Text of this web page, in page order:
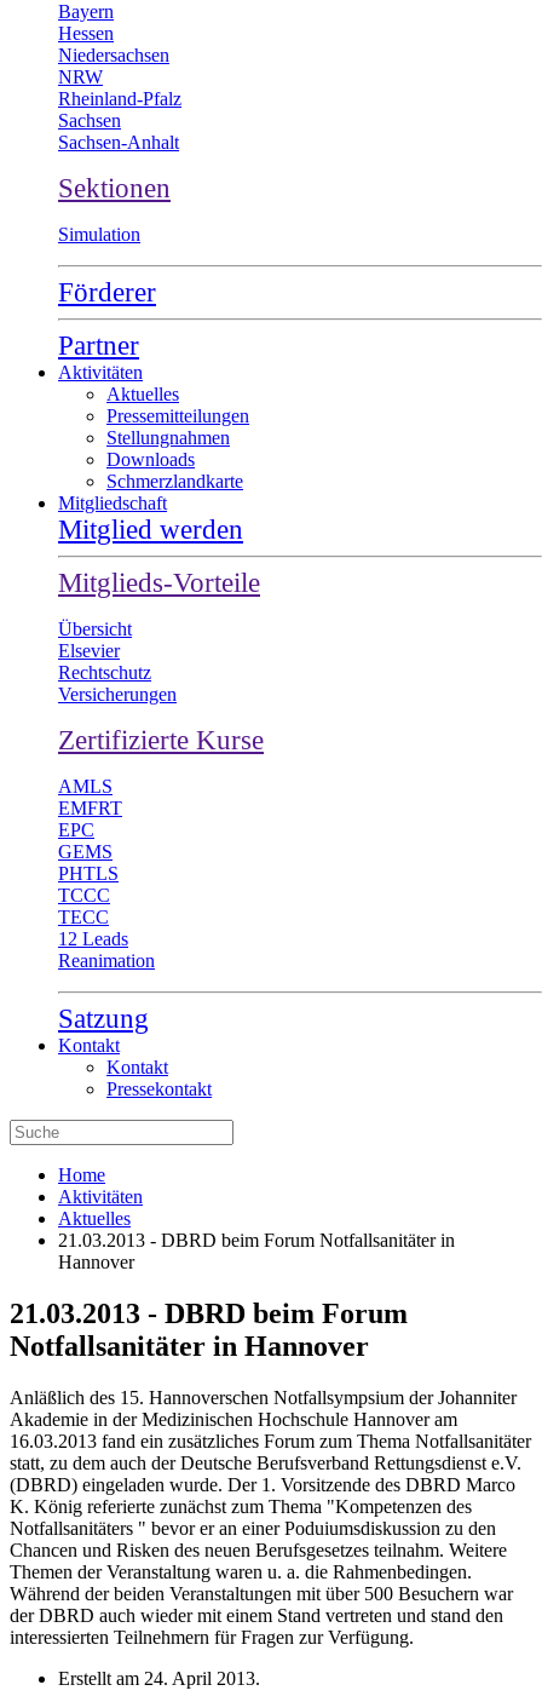
Bayern
Hessen
Niedersachsen
NRW
Rheinland-Pfalz
Sachsen
Sachsen-Anhalt
Sektionen
Simulation
Förderer
Partner
Aktivitäten
Aktuelles
Pressemitteilungen
Stellungnahmen
Downloads
Schmerzlandkarte
Mitgliedschaft
Mitglied werden
Mitglieds-Vorteile
Übersicht
Elsevier
Rechtschutz
Versicherungen
Zertifizierte Kurse
AMLS
EMFRT
EPC
GEMS
PHTLS
TCCC
TECC
12 Leads
Reanimation
Satzung
Kontakt
Kontakt
Pressekontakt
Home
Aktivitäten
Aktuelles
21.03.2013 - DBRD beim Forum Notfallsanitäter in
Hannover
21.03.2013 - DBRD beim Forum
Notfallsanitäter in Hannover
Anläßlich des 15. Hannoverschen Notfallsympsium der Johanniter
Akademie in der Medizinischen Hochschule Hannover am
16.03.2013 fand ein zusätzliches Forum zum Thema Notfallsanitäter
statt, zu dem auch der Deutsche Berufsverband Rettungsdienst e.V.
(DBRD) eingeladen wurde. Der 1. Vorsitzende des DBRD Marco
K. König referierte zunächst zum Thema "Kompetenzen des
Notfallsanitäters " bevor er an einer Poduiumsdiskussion zu den
Chancen und Risken des neuen Berufsgesetzes teilnahm. Weitere
Themen der Veranstaltung waren u. a. die Rahmenbedingen.
Während der beiden Veranstaltungen mit über 500 Besuchern war
der DBRD auch wieder mit einem Stand vertreten und stand den
interessierten Teilnehmern für Fragen zur Verfügung.
Erstellt am 24. April 2013.